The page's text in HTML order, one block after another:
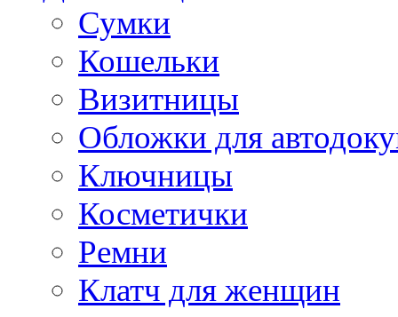
Сумки
Кошельки
Визитницы
Обложки для
Ключницы
Косметички
Ремни
Клатч для женщин